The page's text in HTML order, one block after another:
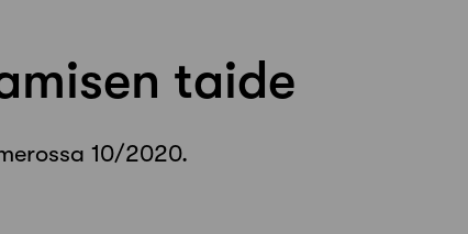
taide
10/2020.